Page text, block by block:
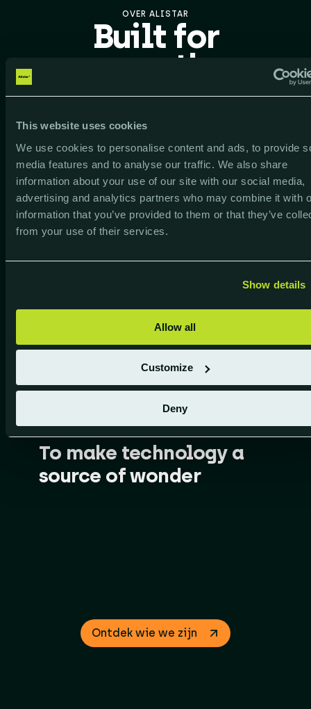
This website uses cookies
We use cookies to personalise content and ads, to provide
media features and to analyse our traffic. We also share
information about your use of our site with our social media,
advertising and analytics partners who may combine it with
information that you’ve provided to them or that they’ve
from your use of their services.
Show details
Allow all
Customize
Deny
OVER ALISTAR
Built for
growth
powered by
people
By uniting people,
data and technology,
we make growth
To make technology a
source of wonder​
Ontdek wie we zijn